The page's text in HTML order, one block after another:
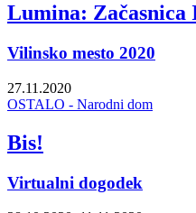
Lumina: Začasnica
Vilinsko mesto 2020
27.11.2020
OSTALO - Narodni dom
Bis!
Virtualni dogodek